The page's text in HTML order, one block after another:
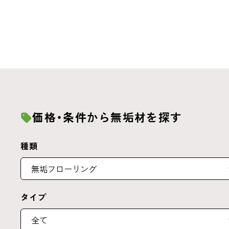
価格・条件から無垢材を探す
種類
タイプ